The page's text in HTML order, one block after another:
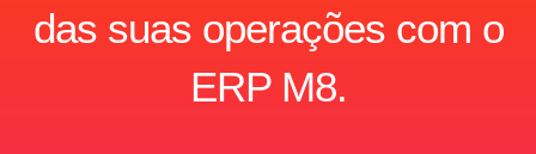
das suas operações com o
ERP M8.